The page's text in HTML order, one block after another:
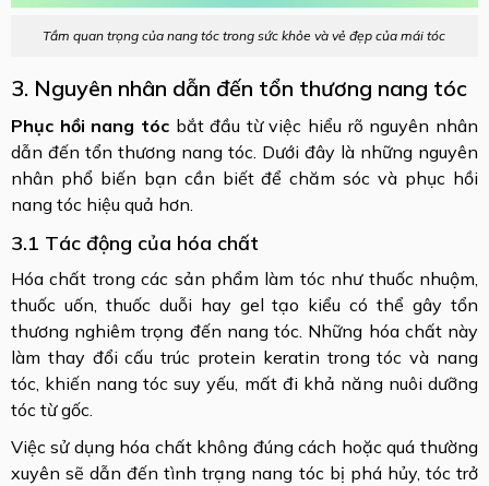
Tầm quan trọng của nang tóc trong sức khỏe và vẻ đẹp của mái tóc
3. Nguyên nhân dẫn đến tổn thương nang tóc
Phục hồi nang tócbắt đầu từ việc hiểu rõ nguyên nhân
dẫn đến tổn thương nang tóc. Dưới đây là những nguyên
nhân phổ biến bạn cần biết để chăm sóc và phục hồi
nang tóc hiệu quả hơn.
3.1 Tác động của hóa chất
Hóa chất trong các sản phẩm làm tóc như thuốc nhuộm,
thuốc uốn, thuốc duỗi hay gel tạo kiểu có thể gây tổn
thương nghiêm trọng đến nang tóc. Những hóa chất này
làm thay đổi cấu trúc protein keratin trong tóc và nang
tóc, khiến nang tóc suy yếu, mất đi khả năng nuôi dưỡng
tóc từ gốc.
Việc sử dụng hóa chất không đúng cách hoặc quá thường
xuyên sẽ dẫn đến tình trạng nang tóc bị phá hủy, tóc trở